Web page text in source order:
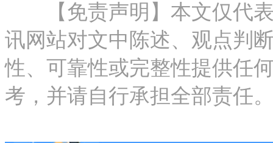
【免责声明】本文仅代表
讯网站对文中陈述、观点判
性、可靠性或完整性提供任
考，并请自行承担全部责任。